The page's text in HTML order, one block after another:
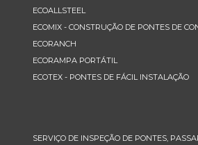
ECOALLSTEEL
ECOMIX - CONSTRUÇÃO DE PONTES DE
ECORANCH
ECORAMPA PORTÁTIL
ECOTEX - PONTES DE FÁCIL INSTALAÇÃO
SERVIÇO DE INSPEÇÃO DE PONTES,